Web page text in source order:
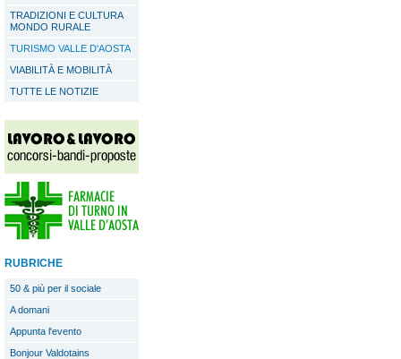
TRADIZIONI E CULTURA
MONDO RURALE
TURISMO VALLE D'AOSTA
VIABILITÀ E MOBILITÀ
TUTTE LE NOTIZIE
RUBRICHE
50 & più per il sociale
A domani
Appunta l'evento
Bonjour Valdotains